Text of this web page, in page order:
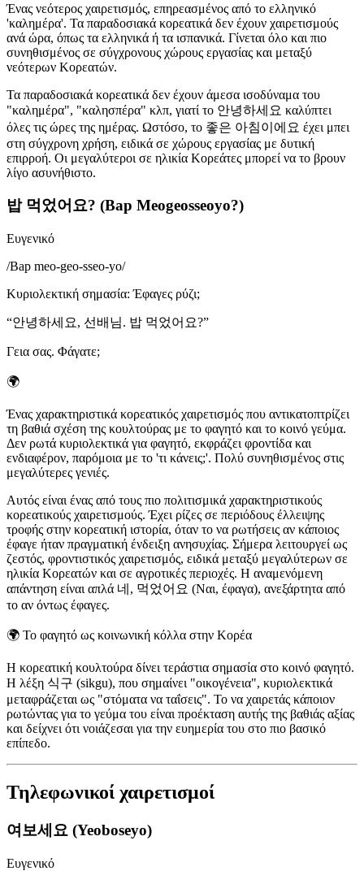
Ένας νεότερος χαιρετισμός, επηρεασμένος από το ελληνικό
'καλημέρα'. Τα παραδοσιακά κορεατικά δεν έχουν χαιρετισμούς
ανά ώρα, όπως τα ελληνικά ή τα ισπανικά. Γίνεται όλο και πιο
συνηθισμένος σε σύγχρονους χώρους εργασίας και μεταξύ
νεότερων Κορεατών.
Τα παραδοσιακά κορεατικά δεν έχουν άμεσα ισοδύναμα του
"καλημέρα", "καλησπέρα" κλπ, γιατί το 안녕하세요 καλύπτει
όλες τις ώρες της ημέρας. Ωστόσο, το 좋은 아침이에요 έχει μπει
στη σύγχρονη χρήση, ειδικά σε χώρους εργασίας με δυτική
επιρροή. Οι μεγαλύτεροι σε ηλικία Κορεάτες μπορεί να το βρουν
λίγο ασυνήθιστο.
밥 먹었어요? (Bap Meogeosseoyo?)
Ευγενικό
/Bap meo-geo-sseo-yo/
Κυριολεκτική σημασία: Έφαγες ρύζι;
“안녕하세요, 선배님. 밥 먹었어요?”
Γεια σας. Φάγατε;
🌍
Ένας χαρακτηριστικά κορεατικός χαιρετισμός που αντικατοπτρίζει
τη βαθιά σχέση της κουλτούρας με το φαγητό και το κοινό γεύμα.
Δεν ρωτά κυριολεκτικά για φαγητό, εκφράζει φροντίδα και
ενδιαφέρον, παρόμοια με το 'τι κάνεις;'. Πολύ συνηθισμένος στις
μεγαλύτερες γενιές.
Αυτός είναι ένας από τους πιο πολιτισμικά χαρακτηριστικούς
κορεατικούς χαιρετισμούς. Έχει ρίζες σε περιόδους έλλειψης
τροφής στην κορεατική ιστορία, όταν το να ρωτήσεις αν κάποιος
έφαγε ήταν πραγματική ένδειξη ανησυχίας. Σήμερα λειτουργεί ως
ζεστός, φροντιστικός χαιρετισμός, ειδικά μεταξύ μεγαλύτερων σε
ηλικία Κορεατών και σε αγροτικές περιοχές. Η αναμενόμενη
απάντηση είναι απλά 네, 먹었어요 (Ναι, έφαγα), ανεξάρτητα από
το αν όντως έφαγες.
🌍 Το φαγητό ως κοινωνική κόλλα στην Κορέα
Η κορεατική κουλτούρα δίνει τεράστια σημασία στο κοινό φαγητό.
Η λέξη 식구 (sikgu), που σημαίνει "οικογένεια", κυριολεκτικά
μεταφράζεται ως "στόματα να ταΐσεις". Το να χαιρετάς κάποιον
ρωτώντας για το γεύμα του είναι προέκταση αυτής της βαθιάς αξίας
και δείχνει ότι νοιάζεσαι για την ευημερία του στο πιο βασικό
επίπεδο.
Τηλεφωνικοί χαιρετισμοί
여보세요 (Yeoboseyo)
Ευγενικό